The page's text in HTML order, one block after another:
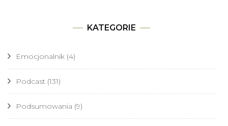
KATEGORIE
Emocjonalnik (4)
Podcast (131)
Podsumowania (9)